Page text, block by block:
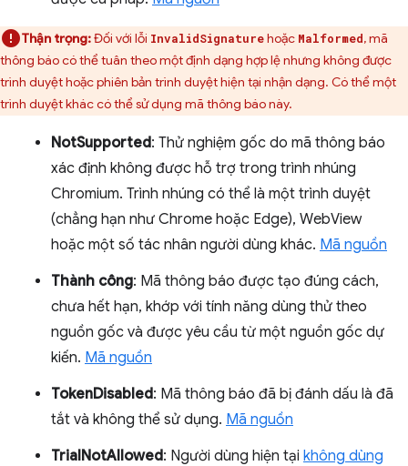
Thận trọng:Đối với lỗi InvalidSignaturehoặc Malformed, mã
thông báo có thể tuân theo một định dạng hợp lệ nhưng không được
trình duyệt hoặc phiên bản trình duyệt hiện tại nhận dạng. Có thể một
trình duyệt khác có thể sử dụng mã thông báo này.
NotSupported: Thử nghiệm gốc do mã thông báo
xác định không được hỗ trợ trong trình nhúng
Chromium. Trình nhúng có thể là một trình duyệt
(chẳng hạn như Chrome hoặc Edge), WebView
hoặc một số tác nhân người dùng khác. Mã nguồn
Thành công: Mã thông báo được tạo đúng cách,
chưa hết hạn, khớp với tính năng dùng thử theo
nguồn gốc và được yêu cầu từ một nguồn gốc dự
kiến. Mã nguồn
TokenDisabled: Mã thông báo đã bị đánh dấu là đã
tắt và không thể sử dụng. Mã nguồn
TrialNotAllowed: Người dùng hiện tại không dùng